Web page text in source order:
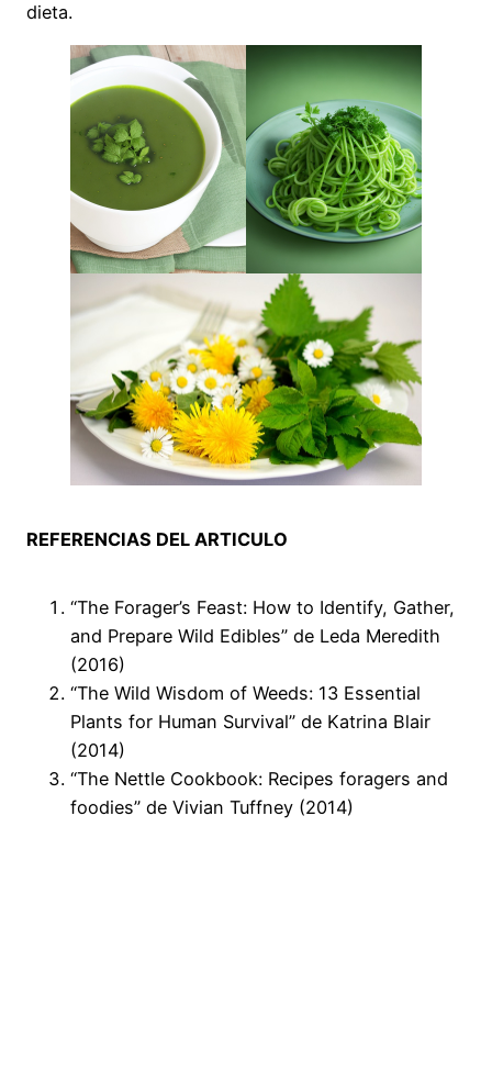
dieta.
REFERENCIAS DEL ARTICULO
“The Forager’s Feast: How to Identify, Gather,
and Prepare Wild Edibles” de Leda Meredith
(2016)
“The Wild Wisdom of Weeds: 13 Essential
Plants for Human Survival” de Katrina Blair
(2014)
“The Nettle Cookbook: Recipes foragers and
foodies” de Vivian Tuffney (2014)